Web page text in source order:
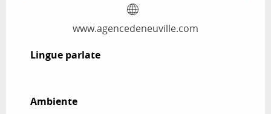
www.agencedeneuville.com
Lingue parlate
Lingue parlate
Ambiente
Ambiente